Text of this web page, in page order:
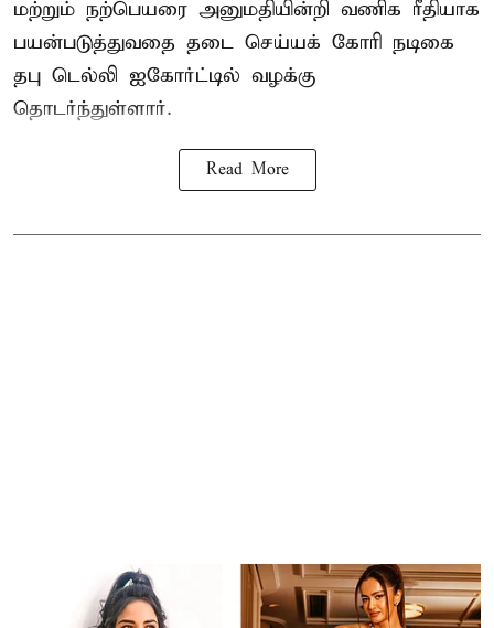
மற்றும் நற்பெயரை அனுமதியின்றி வணிக ரீதியாக
பயன்படுத்துவதை தடை செய்யக் கோரி நடிகை
தபு டெல்லி ஐகோர்ட்டில் வழக்கு
தொடர்ந்துள்ளார்.
Read More